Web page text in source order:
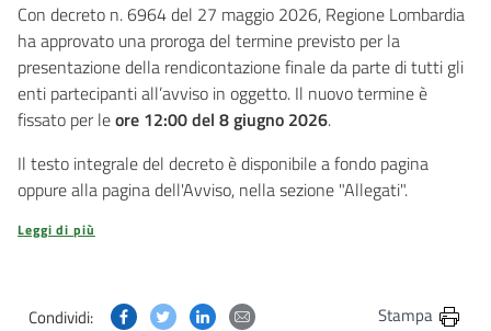
Con decreto n. 6964 del 27 maggio 2026, Regione Lombardia
ha approvato una proroga del termine previsto per la
presentazione della rendicontazione finale da parte di tutti gli
enti partecipanti all’avviso in oggetto. Il nuovo termine è
fissato per leore 12:00 del 8 giugno 2026.
Il testo integrale del decreto è disponibile a fondo pagina
oppure alla pagina dell'Avviso, nella sezione "Allegati".
Leggi di più
Condividi: Condividi questa pagina su Facebook
Condividi questa pagina su Twitter
Condividi questa pagina su Linkedin
Condividi questa pagina via
Stampa